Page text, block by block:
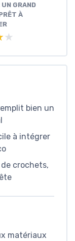
GRAND
À
bien un
à intégrer
crochets,
matériaux